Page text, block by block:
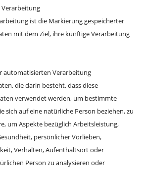
ist die Markierung gespeicherter
mit dem Ziel, ihre künftige Verarbeitung
automatisierten Verarbeitung
die darin besteht, dass diese
verwendet werden, um bestimmte
sich auf eine natürliche Person beziehen, zu
um Aspekte bezüglich Arbeitsleistung,
persönlicher Vorlieben,
Verhalten, Aufenthaltsort oder
Person zu analysieren oder